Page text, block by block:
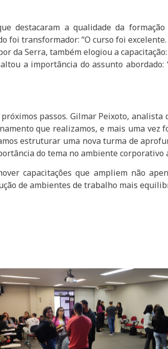
destacaram a qualidade da
foi transformador: “O curso foi
da Serra, também elogiou a
a importância do assunto
passos. Gilmar Peixoto, analista
que realizamos, e mais uma
estruturar uma nova turma de
do tema no ambiente corporativo
capacitações que ampliem não
de ambientes de trabalho mais